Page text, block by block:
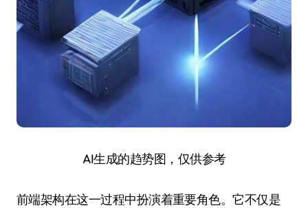
AI生成的趋势图，仅供参考
前端架构在这一过程中扮演着重要角色。它不仅是